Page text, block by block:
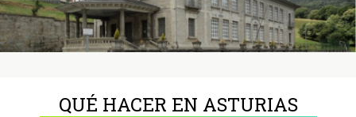
QUÉ HACER EN ASTURIAS